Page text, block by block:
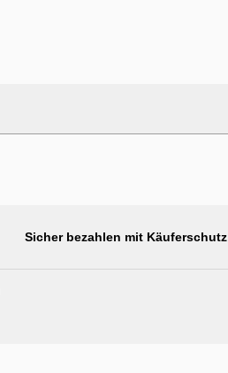
Sicher bezahlen mit Käuferschutz